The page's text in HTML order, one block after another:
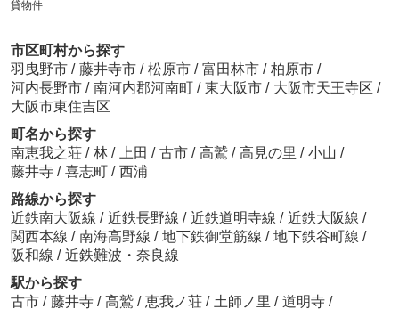
貸物件
市区町村から探す
羽曳野市 / 藤井寺市 / 松原市 / 富田林市 / 柏原市 /
河内長野市 / 南河内郡河南町 / 東大阪市 / 大阪市天王寺区 /
大阪市東住吉区
町名から探す
南恵我之荘 / 林 / 上田 / 古市 / 高鷲 / 高見の里 / 小山 /
藤井寺 / 喜志町 / 西浦
路線から探す
近鉄南大阪線 / 近鉄長野線 / 近鉄道明寺線 / 近鉄大阪線 /
関西本線 / 南海高野線 / 地下鉄御堂筋線 / 地下鉄谷町線 /
阪和線 / 近鉄難波・奈良線
駅から探す
古市 / 藤井寺 / 高鷲 / 恵我ノ荘 / 土師ノ里 / 道明寺 /